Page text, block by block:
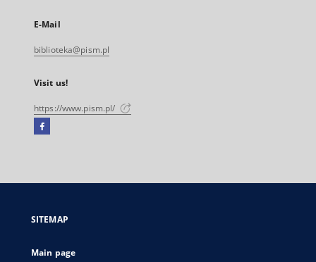
E-Mail
biblioteka@pism.pl
Visit us!
https://www.pism.pl/
Facebook
open
new
SITEMAP
Main page